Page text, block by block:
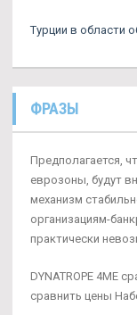
Турции в области
ФРАЗЫ
Предполагается,
еврозоны, будут
механизм
организациям-
практически
DYNATROPE 4ME
сравнить цены